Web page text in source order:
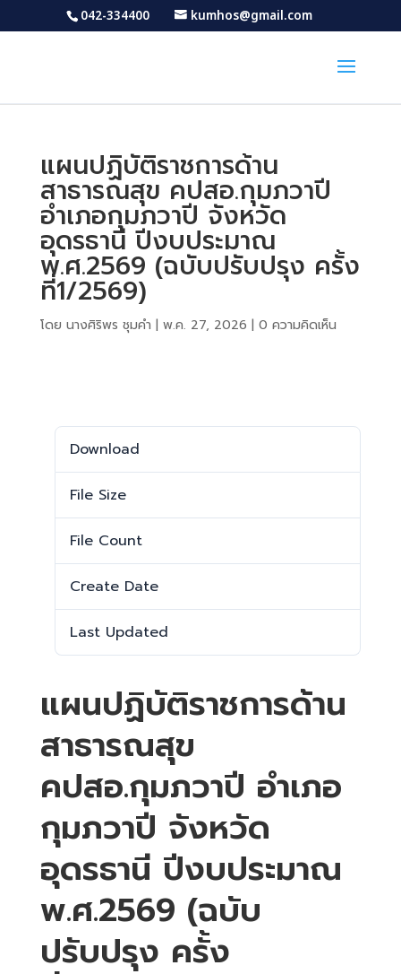
042-334400 kumhos@gmail.com
แผนปฏิบัติราชการด้าน
สาธารณสุข คปสอ.กุมภวาปี
อำเภอกุมภวาปี จังหวัด
อุดรธานี ปีงบประมาณ
พ.ศ.2569 (ฉบับปรับปรุง ครั้ง
ที่1/2569)
โดย นางศิริพร ชุมคำ | พ.ค. 27, 2026 | 0 ความคิดเห็น
Download
File Size
File Count
Create Date
Last Updated
แผนปฏิบัติราชการด้าน
สาธารณสุข
คปสอ.กุมภวาปี อำเภอ
กุมภวาปี จังหวัด
อุดรธานี ปีงบประมาณ
พ.ศ.2569 (ฉบับ
ปรับปรุง ครั้ง